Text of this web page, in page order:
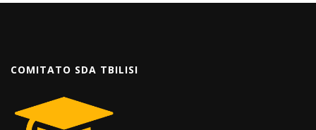
COMITATO SDA TBILISI